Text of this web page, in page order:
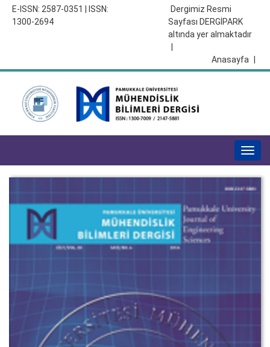
E-ISSN: 2587-0351 | ISSN:
1300-2694
Dergimiz Resmi
Sayfası DERGİPARK
altında yer almaktadır
Anasayfa